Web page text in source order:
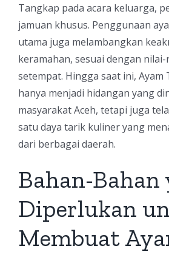
Tangkap pada acara keluarga,
jamuan khusus. Penggunaan
utama juga melambangkan
keramahan, sesuai dengan
setempat. Hingga saat ini, Ayam
hanya menjadi hidangan yang
masyarakat Aceh, tetapi juga
satu daya tarik kuliner yang
dari berbagai daerah.
Bahan-Bahan
Diperlukan
Membuat